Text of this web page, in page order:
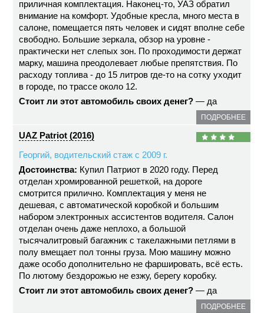
приличная комплектация. Наконец-то, УАЗ обратил
внимание на комфорт. Удобные кресла, много места в
салоне, помещается пять человек и сидят вполне себе
свободно. Большие зеркала, обзор на уровне -
практически нет слепых зон. По проходимости держат
марку, машина преодолевает любые препятствия. По
расходу топлива - до 15 литров где-то на сотку уходит
в городе, по трассе около 12.
Стоит ли этот автомобиль своих денег? — да
ПОДРОБНЕЕ
UAZ Patriot (2016)
Георгий, водительский стаж с 2009 г.
Достоинства: Купил Патриот в 2020 году. Перед
отделан хромированной решеткой, на дороге
смотрится прилично. Комплектация у меня не
дешевая, с автоматической коробкой и большим
набором электронных ассистентов водителя. Салон
отделан очень даже неплохо, а большой
тысячалитровый багажник с такелажными петлями в
полу вмещает пол тонны груза. Мою машину можно
даже особо дополнительно не фаршировать, всё есть.
По лютому бездорожью не езжу, берегу коробку.
Стоит ли этот автомобиль своих денег? — да
ПОДРОБНЕЕ